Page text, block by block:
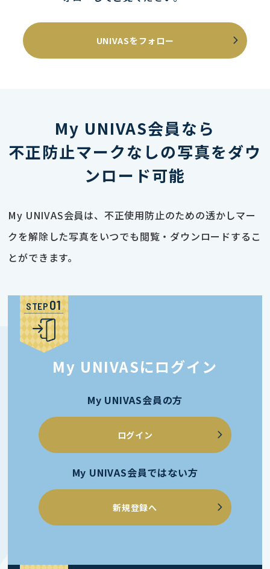
UNIVASをフォロー
My UNIVAS会員なら
不正防止マークなしの写真をダウ
ンロード可能
My UNIVAS会員は、不正使用防止のための透かしマー
クを解除した写真をいつでも閲覧・ダウンロードするこ
とができます。
STEP
My UNIVASにログイン
My UNIVAS会員の方
ログイン
My UNIVAS会員ではない方
新規登録へ